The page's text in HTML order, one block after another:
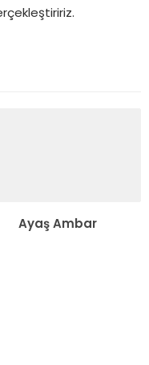
Ayaş Ambar